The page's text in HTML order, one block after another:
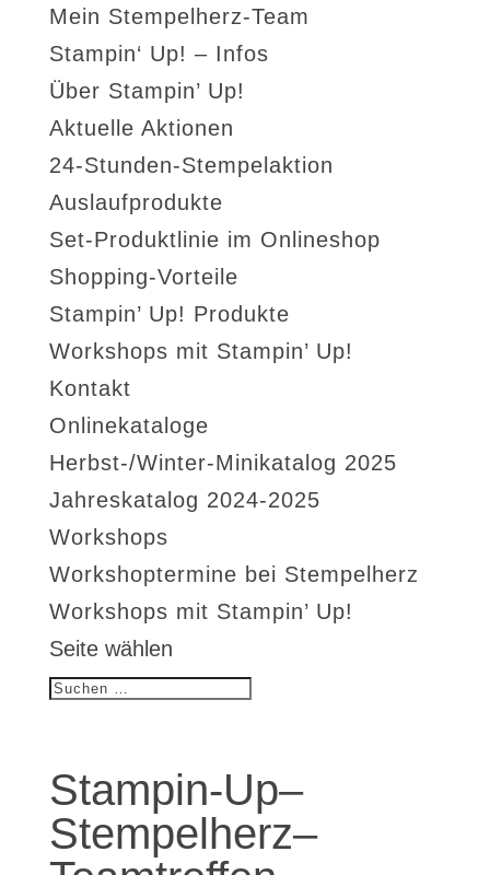
Mein Stempelherz-Team
Stampin‘ Up! – Infos
Über Stampin’ Up!
Aktuelle Aktionen
24-Stunden-Stempelaktion
Auslaufprodukte
Set-Produktlinie im Onlineshop
Shopping-Vorteile
Stampin’ Up! Produkte
Workshops mit Stampin’ Up!
Kontakt
Onlinekataloge
Herbst-/Winter-Minikatalog 2025
Jahreskatalog 2024-2025
Workshops
Workshoptermine bei Stempelherz
Workshops mit Stampin’ Up!
Seite wählen
Stampin-Up–
Stempelherz–